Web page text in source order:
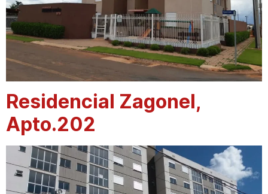
Residencial Zagonel,
Apto.202